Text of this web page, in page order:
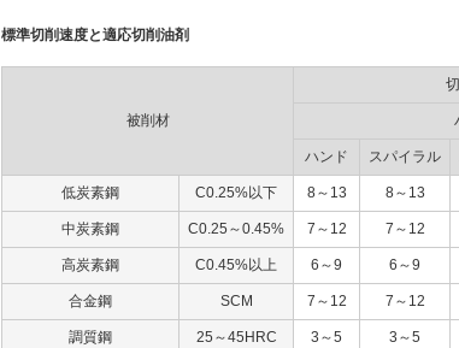
標準切削速度と適応切削油剤
被削材
ハンド
スパイラル
低炭素鋼 C0.25%以下 8～13 8～13
中炭素鋼 C0.25～0.45% 7～12 7～12
高炭素鋼 C0.45%以上 6～9 6～9
合金鋼 SCM 7～12 7～12
調質鋼 25～45HRC 3～5 3～5